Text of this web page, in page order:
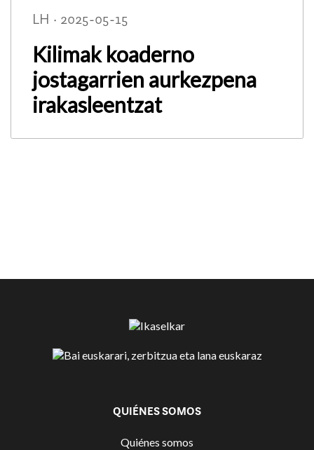
LH · 2025-05-15
Kilimak koaderno
jostagarrien aurkezpena
irakasleentzat
QUIÉNES SOMOS
Quiénes somos